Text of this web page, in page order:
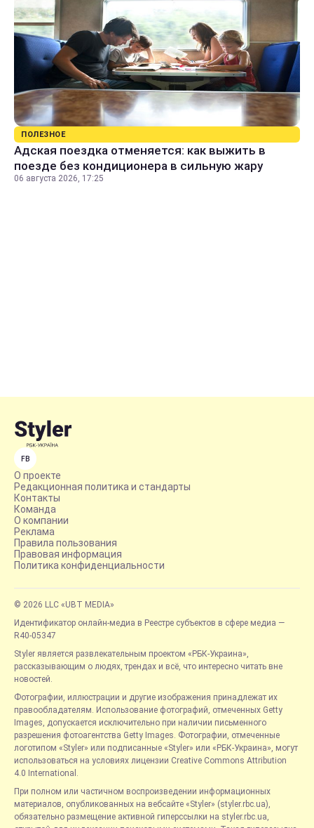
ПОЛЕЗНОЕ
Адская поездка отменяется: как выжить в
поезде без кондиционера в сильную жару
06 августа 2026, 17:25
FB
О проекте
Редакционная политика и стандарты
Контакты
Команда
О компании
Реклама
Правила пользования
Правовая информация
Политика конфиденциальности
© 2026 LLC «UBT MEDIA»
Идентификатор онлайн-медиа в Реестре субъектов в сфере медиа —
R40-05347
Styler является развлекательным проектом «РБК-Украина»,
рассказывающим о людях, трендах и всё, что интересно читать вне
новостей.
Фотографии, иллюстрации и другие изображения принадлежат их
правообладателям. Использование фотографий, отмеченных Getty
Images, допускается исключительно при наличии письменного
разрешения фотоагентства Getty Images. Фотографии, отмеченные
логотипом «Styler» или подписанные «Styler» или «РБК-Украина», могут
использоваться на условиях лицензии Creative Commons Attribution
4.0 International.
При полном или частичном воспроизведении информационных
материалов, опубликованных на вебсайте «Styler» (styler.rbc.ua),
обязательно размещение активной гиперссылки на styler.rbc.ua,